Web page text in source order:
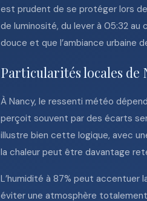
est prudent de se protéger lors
de luminosité, du lever à 05:32 au
douce et que l’ambiance urbaine
Particularités locales de
À Nancy, le ressenti météo
perçoit souvent par des écarts
illustre bien cette logique, avec
la chaleur peut être davantage
L’humidité à 87% peut accentuer
éviter une atmosphère